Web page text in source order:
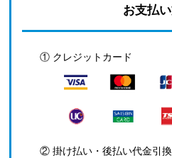
お支払
① クレジットカード
② 掛け払い・後払い代金引換